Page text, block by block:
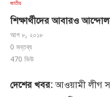
জাতীয়
শিক্ষার্থীদের আবারও
আগ ৮, ২০১৮
0 মন্তব্য
470 ভিউ
দেশের খবর:আওয়ামী লীগ